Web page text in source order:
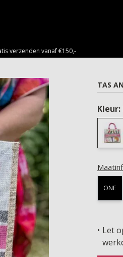
verzenden vanaf €150,-
TAS
Kleur:
ONE
Let